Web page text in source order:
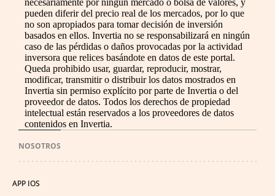
pueden diferir del precio real de los mercados, por lo que
no son apropiados para tomar decisión de inversión
basados en ellos. Invertia no se responsabilizará en ningún
caso de las pérdidas o daños provocadas por la actividad
inversora que relices basándote en datos de este portal.
Queda prohibido usar, guardar, reproducir, mostrar,
modificar, transmitir o distribuir los datos mostrados en
Invertia sin permiso explícito por parte de Invertia o del
proveedor de datos. Todos los derechos de propiedad
intelectual están reservados a los proveedores de datos
contenidos en Invertia.
NOSOTROS
APP IOS